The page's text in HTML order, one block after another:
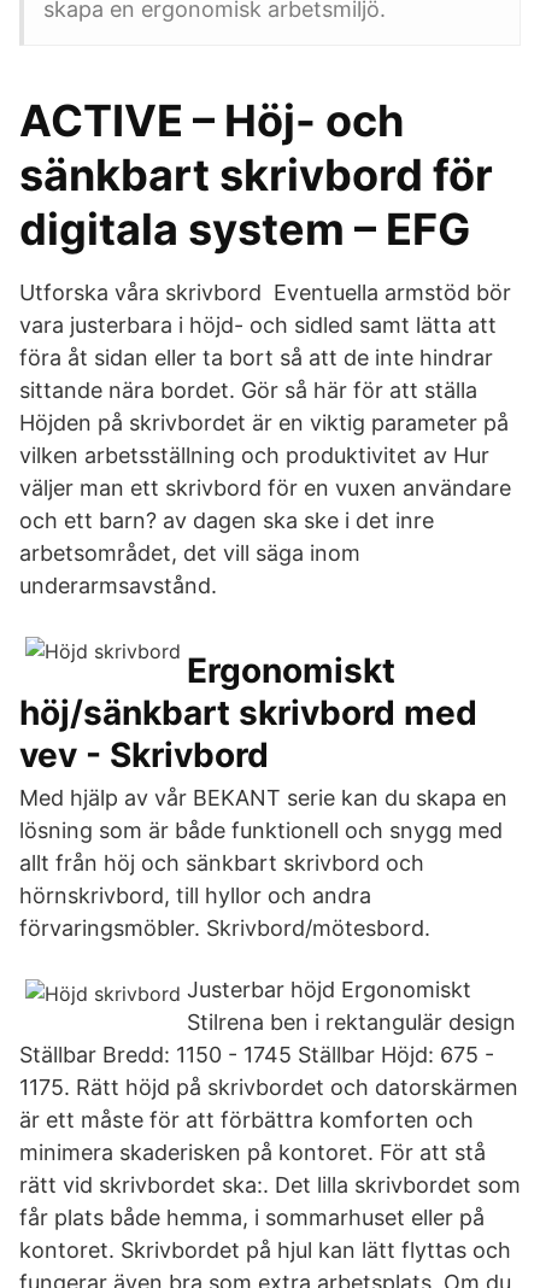
skapa en ergonomisk arbetsmiljö.
ACTIVE – Höj- och
sänkbart skrivbord för
digitala system – EFG
Utforska våra skrivbord Eventuella armstöd bör
vara justerbara i höjd- och sidled samt lätta att
föra åt sidan eller ta bort så att de inte hindrar
sittande nära bordet. Gör så här för att ställa
Höjden på skrivbordet är en viktig parameter på
vilken arbetsställning och produktivitet av Hur
väljer man ett skrivbord för en vuxen användare
och ett barn? av dagen ska ske i det inre
arbetsområdet, det vill säga inom
underarmsavstånd.
Ergonomiskt
höj/sänkbart skrivbord med
vev - Skrivbord
Med hjälp av vår BEKANT serie kan du skapa en
lösning som är både funktionell och snygg med
allt från höj och sänkbart skrivbord och
hörnskrivbord, till hyllor och andra
förvaringsmöbler. Skrivbord/mötesbord.
Justerbar höjd Ergonomiskt
Stilrena ben i rektangulär design
Ställbar Bredd: 1150 - 1745 Ställbar Höjd: 675 -
1175. Rätt höjd på skrivbordet och datorskärmen
är ett måste för att förbättra komforten och
minimera skaderisken på kontoret. För att stå
rätt vid skrivbordet ska:. Det lilla skrivbordet som
får plats både hemma, i sommarhuset eller på
kontoret. Skrivbordet på hjul kan lätt flyttas och
fungerar även bra som extra arbetsplats Om du